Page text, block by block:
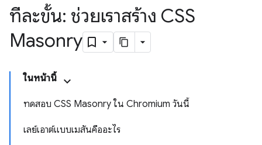
ทีละขั้น: ช่วยเราสร้าง CSS
Masonry
ในหน้านี้
ทดสอบ CSS Masonry ใน Chromium วันนี้
เลย์เอาต์แบบเมสันคืออะไร